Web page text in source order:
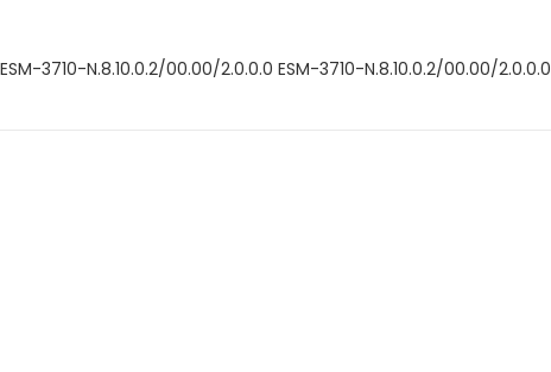
3710-N.8.10.0.2/00.00/2.0.0.0 ESM-3710-N.8.10.0.2/00.00/2.0.0.0